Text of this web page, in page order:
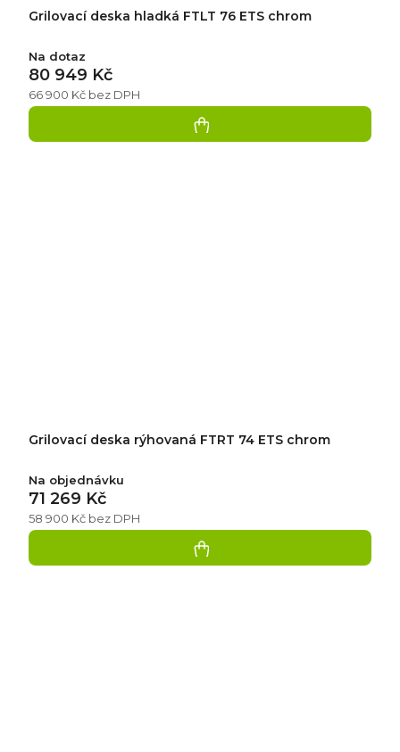
Grilovací deska hladká FTLT 76 ETS chrom
Na dotaz
66 900 Kč bez DPH
80 949 Kč
Grilovací deska rýhovaná FTRT 74 ETS chrom
Na objednávku
58 900 Kč bez DPH
71 269 Kč